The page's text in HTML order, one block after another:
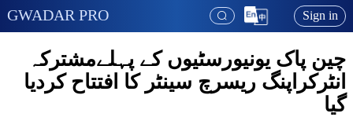
GWADAR PRO Sign in
چین پاک یونیورسٹیوں کے پہلےمشترکہ
انٹرکراپنگ ریسرچ سینٹر کا افتتاح کردیا
گیا